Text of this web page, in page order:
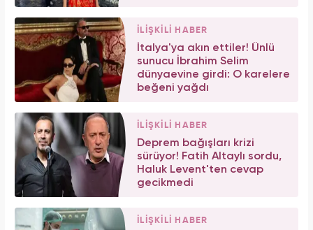
İLİŞKİLİ HABER
İtalya'ya akın ettiler! Ünlü
sunucu İbrahim Selim
dünyaevine girdi: O karelere
beğeni yağdı
İLİŞKİLİ HABER
Deprem bağışları krizi
sürüyor! Fatih Altaylı sordu,
Haluk Levent'ten cevap
gecikmedi
İLİŞKİLİ HABER